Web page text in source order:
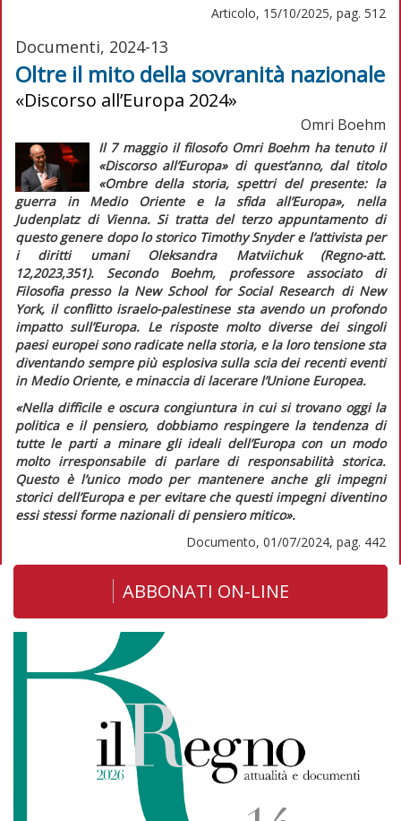
Articolo, 15/10/2025, pag. 512
Documenti, 2024-13
Oltre il mito della sovranità nazionale
«Discorso all’Europa 2024»
Omri Boehm
Il 7 maggio il filosofo Omri Boehm ha tenuto il
«Discorso all’Europa» di quest’anno, dal titolo
«Ombre della storia, spettri del presente: la
guerra in Medio Oriente e la sfida all’Europa», nella
Judenplatz di Vienna. Si tratta del terzo appuntamento di
questo genere dopo lo storico Timothy Snyder e l’attivista per
i diritti umani Oleksandra Matviichuk (Regno-att.
12,2023,351). Secondo Boehm, professore associato di
Filosofia presso la New School for Social Research di New
York, il conflitto israelo-palestinese sta avendo un profondo
impatto sull’Europa. Le risposte molto diverse dei singoli
paesi europei sono radicate nella storia, e la loro tensione sta
diventando sempre più esplosiva sulla scia dei recenti eventi
in Medio Oriente, e minaccia di lacerare l’Unione Europea.
«Nella difficile e oscura congiuntura in cui si trovano oggi la
politica e il pensiero, dobbiamo respingere la tendenza di
tutte le parti a minare gli ideali dell’Europa con un modo
molto irresponsabile di parlare di responsabilità storica.
Questo è l’unico modo per mantenere anche gli impegni
storici dell’Europa e per evitare che questi impegni diventino
essi stessi forme nazionali di pensiero mitico».
Documento, 01/07/2024, pag. 442
ABBONATI ON-LINE